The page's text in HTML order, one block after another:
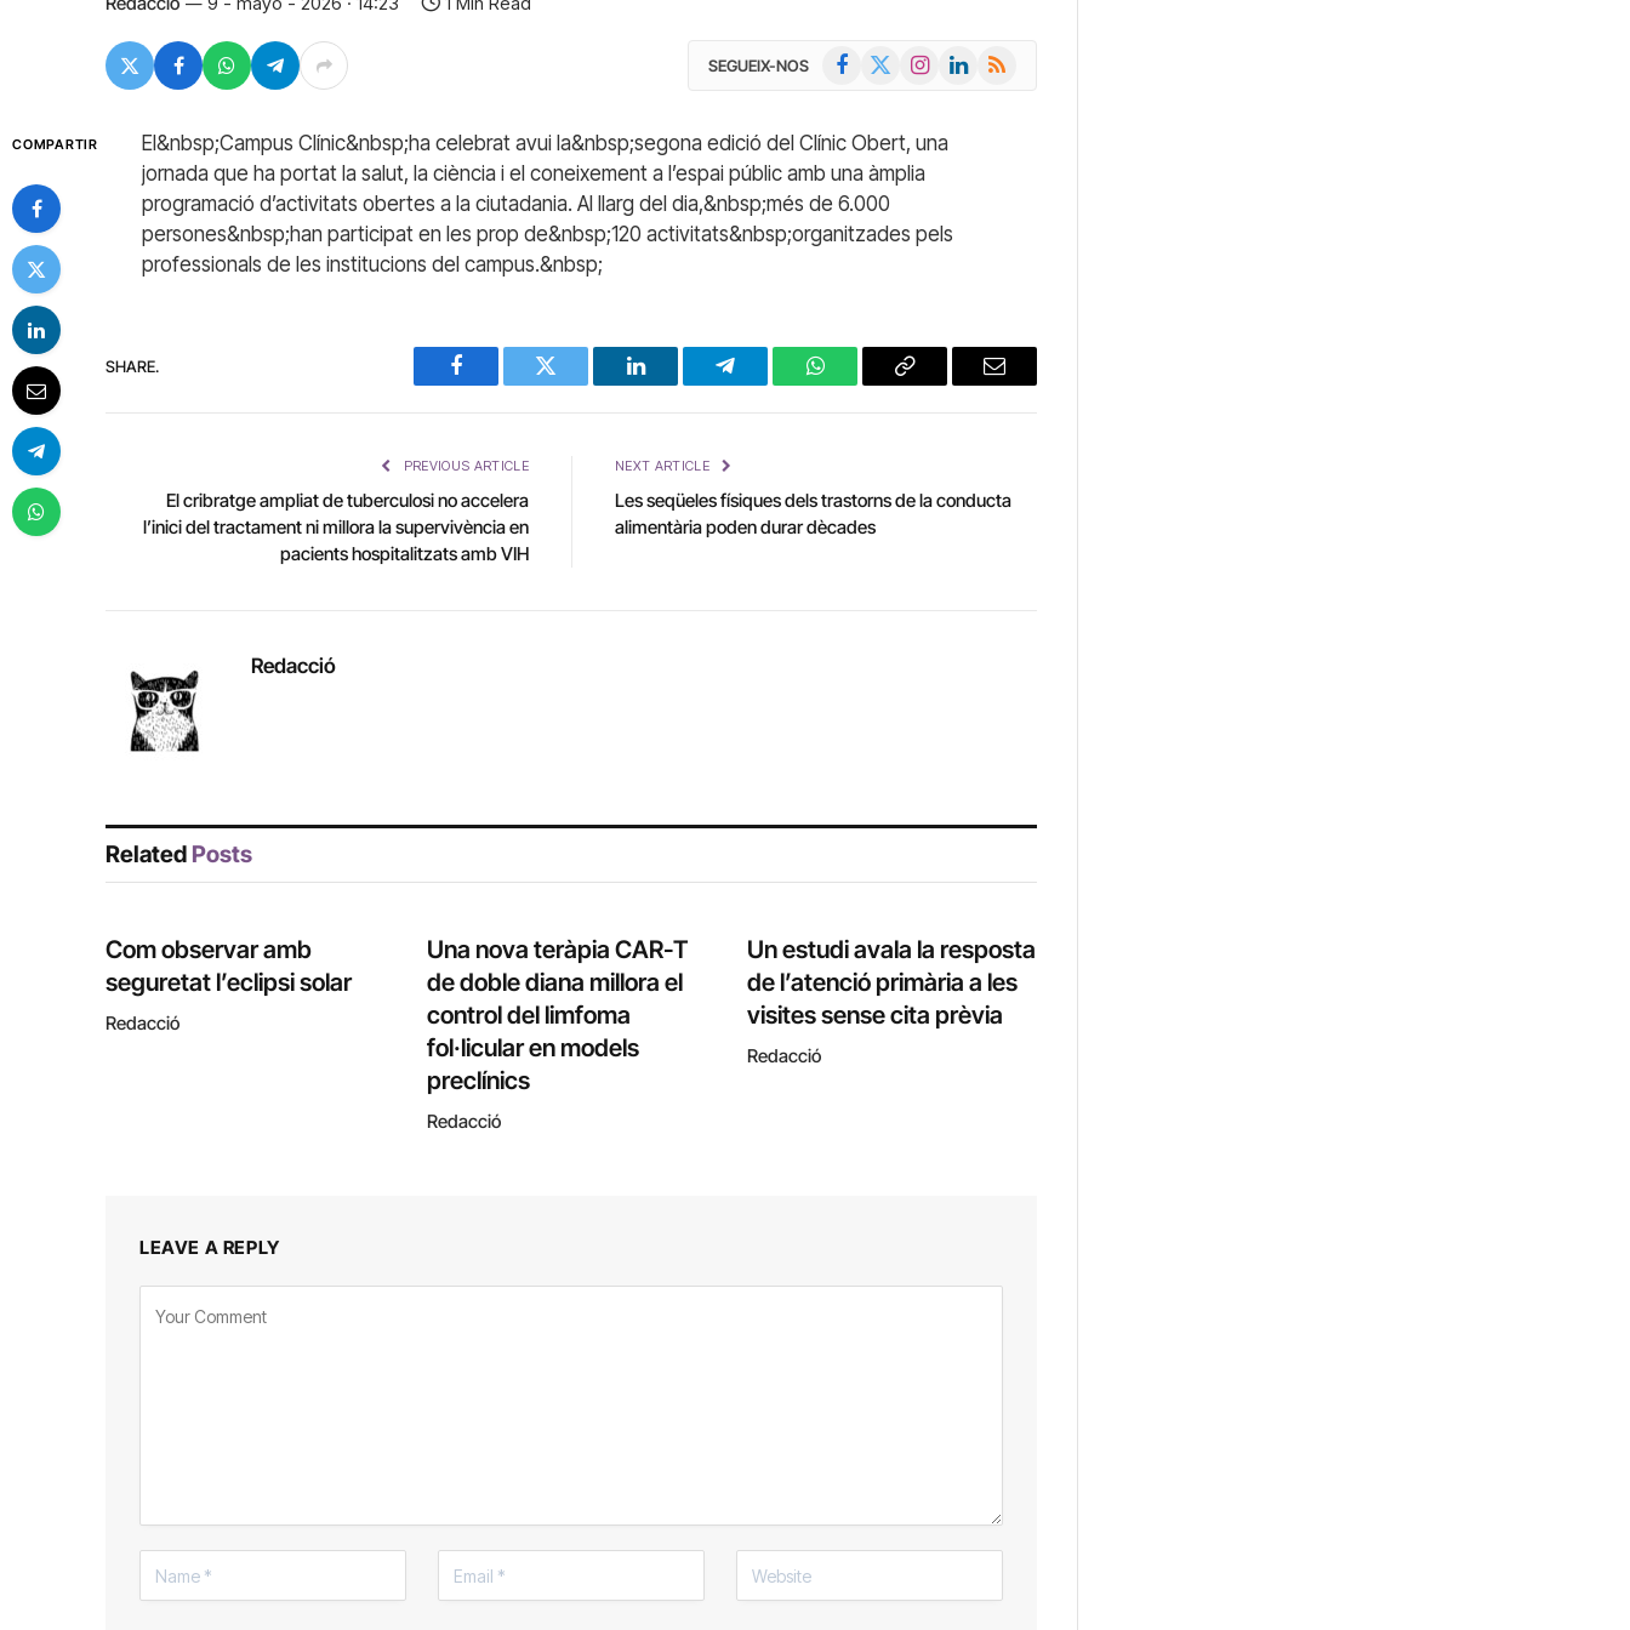
SEGUEIX-NOS Facebook InstagramLinkedIn
RSS
COMPARTIR
El&nbsp;Campus Clínic&nbsp;ha celebrat avui la&nbsp;segona edició del Clínic Obert, una
jornada que ha portat la salut, la ciència i el coneixement a l’espai públic amb una àmplia
programació d’activitats obertes a la ciutadania. Al llarg del dia,&nbsp;més de 6.000
persones&nbsp;han participat en les prop de&nbsp;120 activitats&nbsp;organitzades pels
professionals de les institucions del campus.&nbsp;
SHARE.
Facebook Twitter LinkedIn Telegram WhatsAppCopy
Email
PREVIOUS ARTICLE
El cribratge ampliat de tuberculosi no accelera
l’inici del tractament ni millora la supervivència en
pacients hospitalitzats amb VIH
NEXT ARTICLE
Les seqüeles físiques dels trastorns de la conducta
alimentària poden durar dècades
Redacció
Related Posts
Com observar amb
seguretat l’eclipsi solar
Redacció
Una nova teràpia CAR-T
de doble diana millora el
control del limfoma
fol·licular en models
preclínics
Redacció
Un estudi avala la resposta
de l’atenció primària a les
visites sense cita prèvia
Redacció
LEAVE A REPLY